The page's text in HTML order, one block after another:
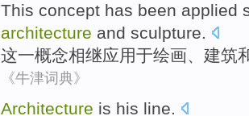
This concept has been applied
architecture and sculpture.
这一概念相继应用于绘画、 建筑
《牛津词典》
Architecture is his line.